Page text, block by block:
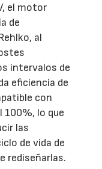
el motor
de
al
intervalos de
eficiencia de
con
100%, lo que
las
de vida de
rediseñarlas.